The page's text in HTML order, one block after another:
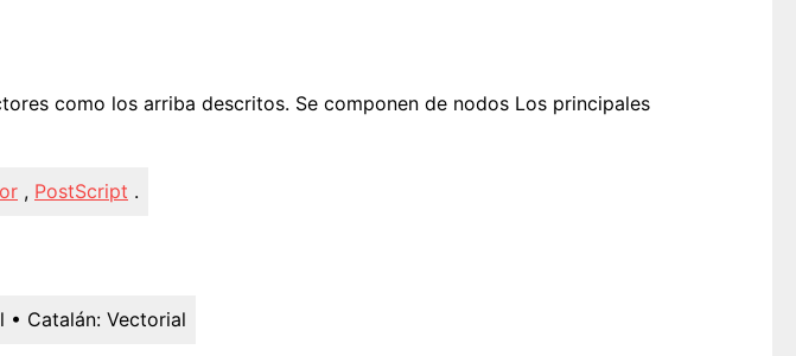
como los arriba descritos. Se componen de nodos Los principales
, PostScript .
• Catalán: Vectorial